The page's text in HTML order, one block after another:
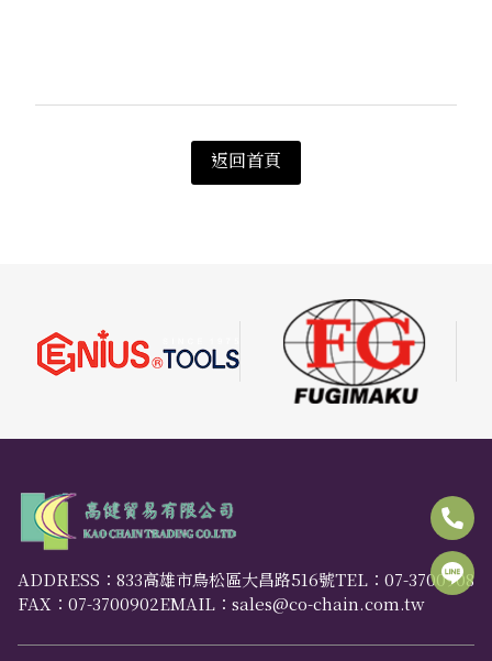
返回首頁
ADDRESS：833高雄市鳥松區大昌路516號TEL： 07-3700908
FAX：07-3700902EMAIL：sales@co-chain.com.tw